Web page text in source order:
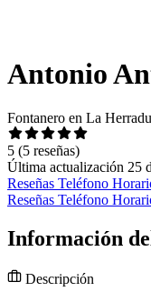
Antonio
Fontanero en La
5 (5 reseñas)
Última actualización 25
Reseñas Teléfono
Reseñas Teléfono
Información
Descripción